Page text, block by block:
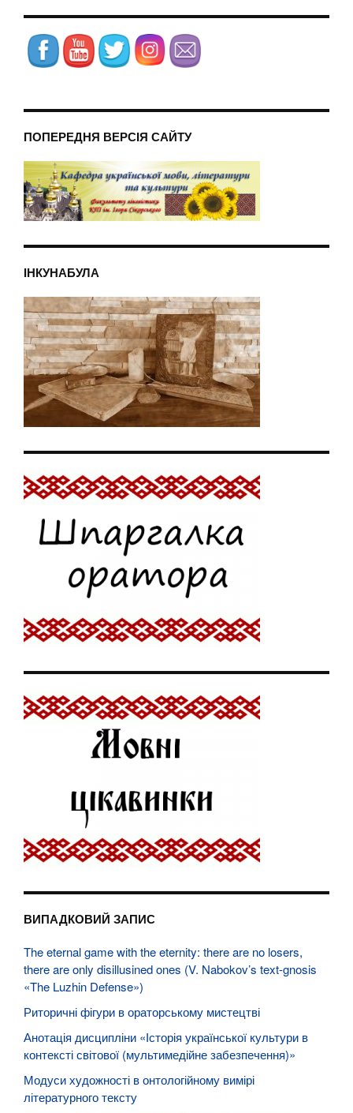
ПОПЕРЕДНЯ ВЕРСІЯ САЙТУ
ІНКУНАБУЛА
ВИПАДКОВИЙ ЗАПИС
The eternal game with the eternity: there are no losers,
there are only disillusined ones (V. Nabokov’s text-gnosis
«The Luzhin Defense»)
Риторичні фігури в ораторському мистецтві
Анотація дисципліни «Історія української культури в
контексті світової (мультимедійне забезпечення)»
Модуси художності в онтологійному вимірі
літературного тексту